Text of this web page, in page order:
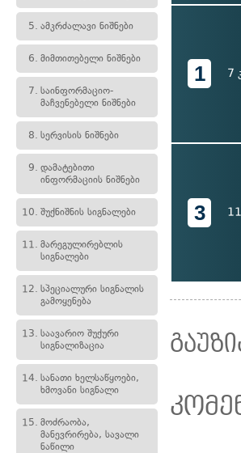
5. ამკრძალავი ნიშნები
6. მიმთითებელი ნიშნები
7. საინფორმაციო-
მაჩვენებელი ნიშნები
8. სერვისის ნიშნები
9. დამატებითი
ინფორმაციის ნიშნები
10. შუქნიშნის სიგნალები
11. მარეგულირებლის
სიგნალები
12. სპეციალური სიგნალის
გამოყენება
13. საავარიო შუქური
სიგნალიზაცია
14. სანათი ხელსაწყოები,
ხმოვანი სიგნალი
15. მოძრაობა,
მანევრირება, სავალი
ნაწილი
1 7
3